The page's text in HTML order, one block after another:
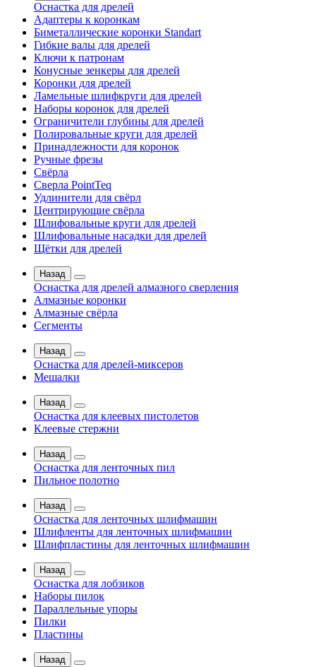
Оснастка для дрелей
Адаптеры к коронкам
Биметаллические коронки Standart
Гибкие валы для дрелей
Ключи к патронам
Конусные зенкеры для дрелей
Коронки для дрелей
Ламельные шлифкруги для дрелей
Наборы коронок для дрелей
Ограничители глубины для дрелей
Полировальные круги для дрелей
Принадлежности для коронок
Ручные фрезы
Свёрла
Сверла PointTeq
Удлинители для свёрл
Центрирующие свёрла
Шлифовальные круги для дрелей
Шлифовальные насадки для дрелей
Щётки для дрелей
Назад
Оснастка для дрелей алмазного сверления
Алмазные коронки
Алмазные свёрла
Сегменты
Назад
Оснастка для дрелей-миксеров
Мешалки
Назад
Оснастка для клеевых пистолетов
Клеевые стержни
Назад
Оснастка для ленточных пил
Пильное полотно
Назад
Оснастка для ленточных шлифмашин
Шлифленты для ленточных шлифмашин
Шлифпластины для ленточных шлифмашин
Назад
Оснастка для лобзиков
Наборы пилок
Параллельные упоры
Пилки
Пластины
Назад